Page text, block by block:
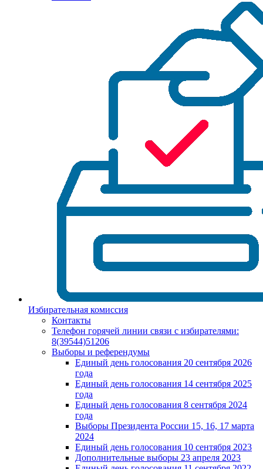
Избирательная комиссия
Контакты
Телефон горячей линии связи с избирателями:
8(39544)51206
Выборы и референдумы
Единый день голосования 20 сентября 2026
года
Единый день голосования 14 сентября 2025
года
Единый день голосования 8 сентября 2024
года
Выборы Президента России 15, 16, 17 марта
2024
Единый день голосования 10 сентября 2023
Дополнительные выборы 23 апреля 2023